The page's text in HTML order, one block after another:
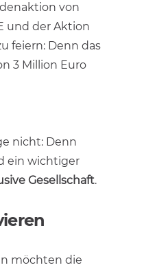
von
und der Aktion
feiern: Denn das
3 Million Euro
nicht: Denn
ein wichtiger
Gesellschaft.
möchten die